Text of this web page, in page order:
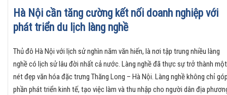
Hà Nội cần tăng cường kết nối doanh nghiệp với
phát triển du lịch làng nghề
Thủ đô Hà Nội với lịch sử nghìn năm văn hiến, là nơi tập trung nhiều làng
nghề có lịch sử lâu đời nhất cả nước. Làng nghề đã thực sự trở thành một
nét đẹp văn hóa đặc trưng Thăng Long – Hà Nội. Làng nghề không chỉ
phần phát triển kinh tế, tạo việc làm và thu nhập cho người dân địa